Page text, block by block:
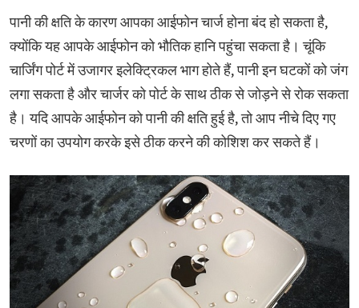
पानी की क्षति के कारण आपका आईफोन चार्ज होना बंद हो सकता है,
क्योंकि यह आपके आईफोन को भौतिक हानि पहुंचा सकता है। चूंकि
चार्जिंग पोर्ट में उजागर इलेक्ट्रिकल भाग होते हैं, पानी इन घटकों को जंग
लगा सकता है और चार्जर को पोर्ट के साथ ठीक से जोड़ने से रोक सकता
है। यदि आपके आईफोन को पानी की क्षति हुई है, तो आप नीचे दिए गए
चरणों का उपयोग करके इसे ठीक करने की कोशिश कर सकते हैं।